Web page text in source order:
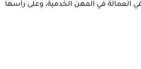
العمالة في المهن الخدمية، وعلى رأسها